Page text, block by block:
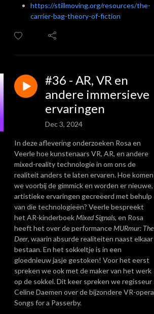
https://stillmoving.org/resources/the-
carrier-bag-theory-of-fiction
#36 - AR, VR en
andere immersieve
ervaringen
Dec 3, 2024
In deze aflevering onderzoeken Rosa en
Veerle hoe kunstenaars VR, AR, en andere
mixed-reality technologie in om ons de
realiteit anders te laten ervaren. Hoe komen
we voorbij de gimmick en worden er nieuwe,
artistieke ervaringen gecreëerd met behulp
van die technologieën? Veerle bespreekt
het AR-kinderboekMixed Signals, en Rosa
heeft het over de performanceMURmur: The
Deer, waarin absurde realiteiten naast elkaar
bestaan. En het sokkeltje is in een
gloednieuw jasje gestoken! Voor het eerst
spreken we ook met de maker van het werk
op de sokkel. Dit keer spreken we regisseur
Celine Daemen over de bijzondere VR-opera
Songs for a Passerby.